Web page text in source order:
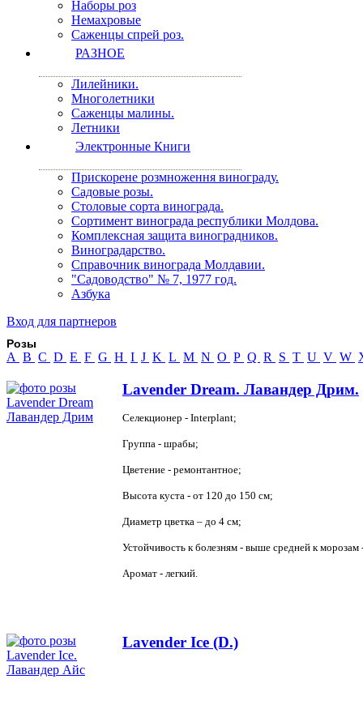
Наборы роз
Немахровые
Саженцы спрей роз.
РАЗНОЕ
Лилейники.
Многолетники
Саженцы малины.
Летники
Электронные Книги
Прискорене розмноження винограду.
Садовые розы.
Столовые сорта винограда.
Сортимент винограда республики Молдова.
Комплексная защита виноградников.
Виноградарство.
Справочник винограда Молдавии.
"Садоводство" № 7, 1977 год.
Азбука
Вход для партнеров
Розы
A B C D E F G H I J K L M N O P Q R S T U V W
Lavender Dream. Лавандер Дрим.
Селекционер - Interplant;
Группа - шрабы;
Цветение - ремонтантное;
Высота куста - от 120 до 150 см;
Диаметр цветка – до 4 см;
Устойчивость к болезням - выше средней кморозам
Аромат - легкий.
Lavender Ice (D.)